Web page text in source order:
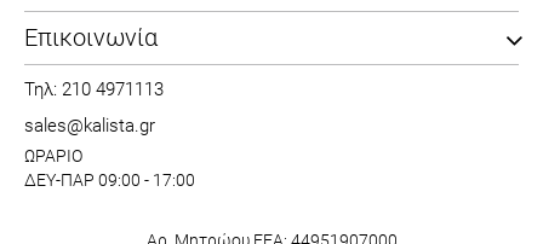
Επικοινωνία
Τηλ: 210 4971113
sales@kalista.gr
ΩΡΑΡΙΟ
ΔΕΥ-ΠΑΡ 09:00 - 17:00